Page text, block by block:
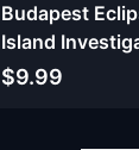
Budapest
Island
$9.99